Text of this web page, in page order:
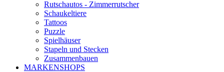
Rutschautos - Zimmerrutscher
Schaukeltiere
Tattoos
Puzzle
Spielhäuser
Stapeln und Stecken
Zusammenbauen
MARKENSHOPS